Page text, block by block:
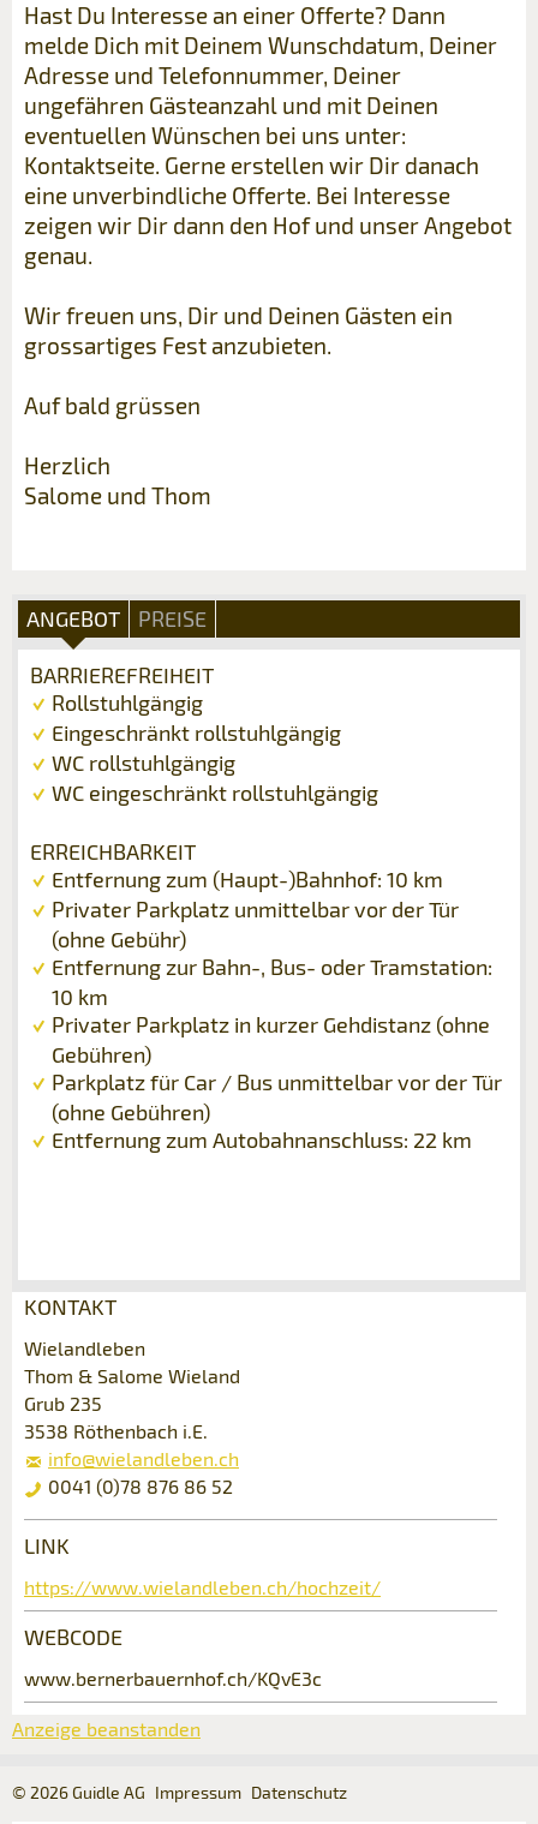
Hast Du Interesse an einer Offerte? Dann
melde Dich mit Deinem Wunschdatum, Deiner
Adresse und Telefonnummer, Deiner
ungefähren Gästeanzahl und mit Deinen
eventuellen Wünschen bei uns unter:
Kontaktseite. Gerne erstellen wir Dir danach
eine unverbindliche Offerte. Bei Interesse
zeigen wir Dir dann den Hof und unser Angebot
genau.
Wir freuen uns, Dir und Deinen Gästen ein
grossartiges Fest anzubieten.
Auf bald grüssen
Herzlich
Salome und Thom
ANGEBOT PREISE
BARRIEREFREIHEIT
Rollstuhlgängig
Eingeschränkt rollstuhlgängig
WC rollstuhlgängig
WC eingeschränkt rollstuhlgängig
ERREICHBARKEIT
Entfernung zum (Haupt-)Bahnhof: 10 km
Privater Parkplatz unmittelbar vor der Tür
(ohne Gebühr)
Entfernung zur Bahn-, Bus- oder Tramstation:
10 km
Privater Parkplatz in kurzer Gehdistanz (ohne
Gebühren)
Parkplatz für Car / Bus unmittelbar vor der Tür
(ohne Gebühren)
Entfernung zum Autobahnanschluss: 22 km
Anzeige beanstanden
Ihr Feedback wird sehr geschätzt!
Allgemeines Feedback
Anzeige nicht mehr gültig
Anzeige weiterempfehlen
Empfehlen Sie diese Anzeige an Freunde
weiter.
KONTAKT
Wielandleben
Thom & Salome Wieland
Grub 235
3538 Röthenbach i.E.
info@wielandleben.ch
0041 (0)78 876 86 52
Buchungsanfrage
Verfassen Sie eine Nachricht für die
Kontaktpersonen dieser Anzeige.
Anreise *
AUGUST 2026
Abreise
LINK
https://www.wielandleben.ch/hochzeit/
WEBCODE
www.bernerbauernhof.ch/KQvE3c
Anzeige beanstanden
© 2026 Guidle AG Impressum Datenschutz